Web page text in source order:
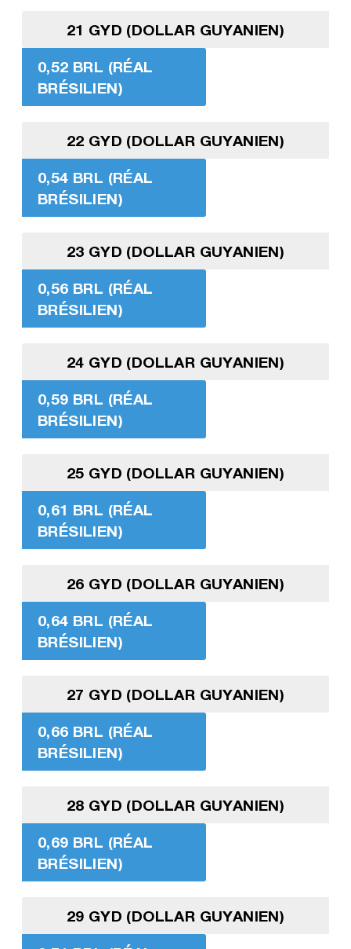
21 GYD (DOLLAR GUYANIEN)
0,52 BRL (RÉAL
BRÉSILIEN)
22 GYD (DOLLAR GUYANIEN)
0,54 BRL (RÉAL
BRÉSILIEN)
23 GYD (DOLLAR GUYANIEN)
0,56 BRL (RÉAL
BRÉSILIEN)
24 GYD (DOLLAR GUYANIEN)
0,59 BRL (RÉAL
BRÉSILIEN)
25 GYD (DOLLAR GUYANIEN)
0,61 BRL (RÉAL
BRÉSILIEN)
26 GYD (DOLLAR GUYANIEN)
0,64 BRL (RÉAL
BRÉSILIEN)
27 GYD (DOLLAR GUYANIEN)
0,66 BRL (RÉAL
BRÉSILIEN)
28 GYD (DOLLAR GUYANIEN)
0,69 BRL (RÉAL
BRÉSILIEN)
29 GYD (DOLLAR GUYANIEN)